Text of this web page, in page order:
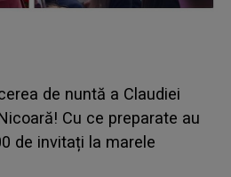
de nuntă a Claudiei
Cu ce preparate au
de invitați la marele